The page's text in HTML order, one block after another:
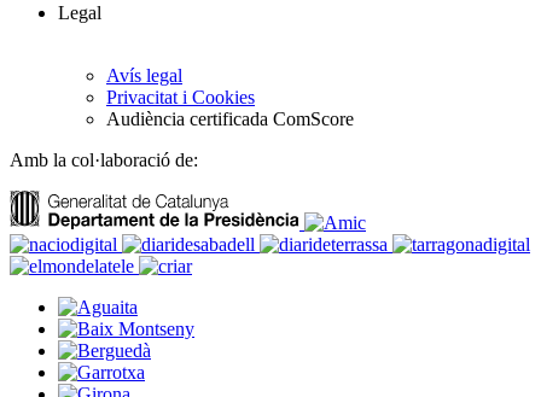
Legal
Avís legal
Privacitat i Cookies
Audiència certificada ComScore
Amb la col·laboració de: